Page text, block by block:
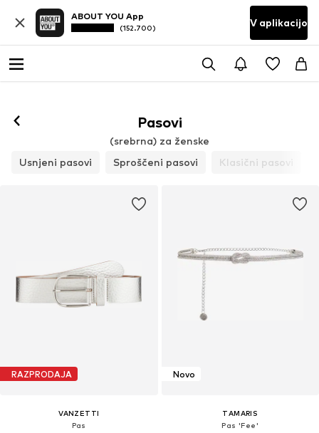
ABOUT YOU App
(152.700) V aplikacijo
Pasovi
(srebrna) za ženske
Usnjeni pasovi
Sproščeni pasovi Klasični pasovi
RAZPRODAJA
VANZETTI
Pas
Novo
TAMARIS
Pas 'Fee'